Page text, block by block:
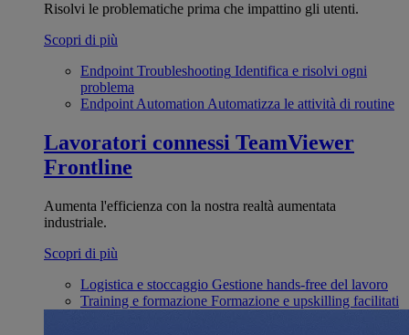
Risolvi le problematiche prima che impattino gli utenti.
Scopri di più
Endpoint Troubleshooting Identifica e risolvi ogni
problema
Endpoint Automation Automatizza le attività di routine
Lavoratori connessi TeamViewer
Frontline
Aumenta l'efficienza con la nostra realtà aumentata
industriale.
Scopri di più
Logistica e stoccaggio Gestione hands-free del lavoro
Training e formazione Formazione e upskilling facilitati